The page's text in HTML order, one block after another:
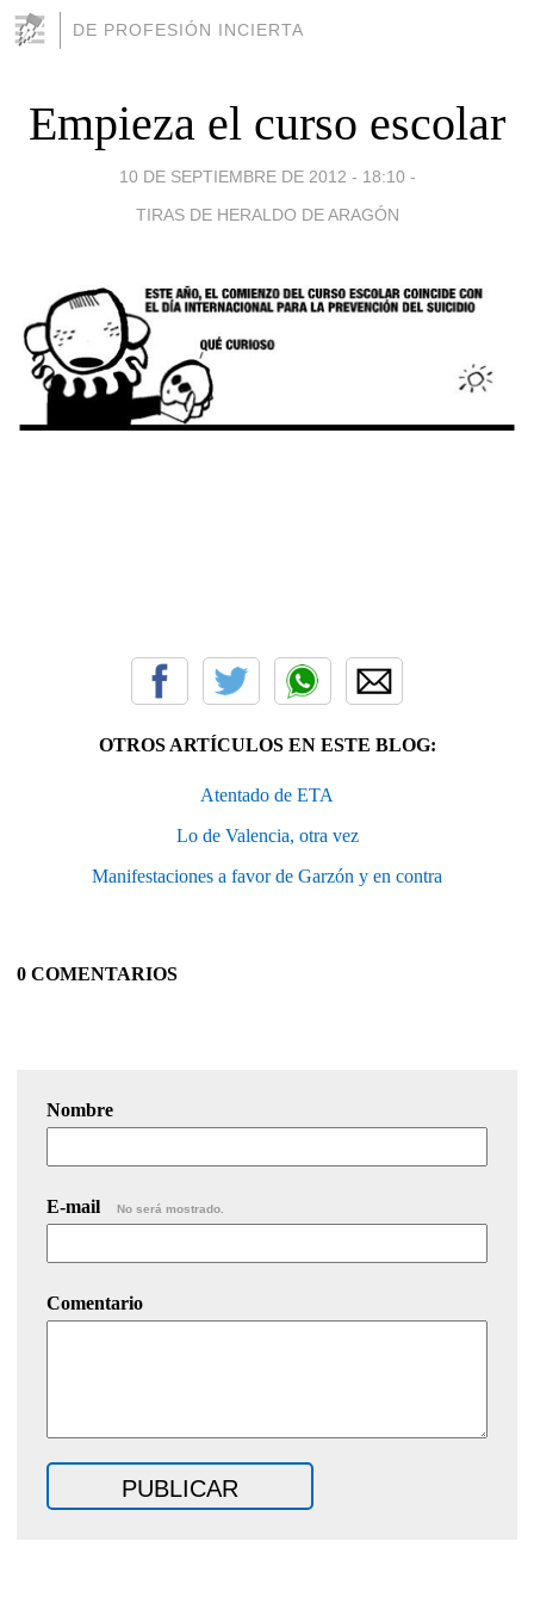
DE PROFESIÓN INCIERTA
Empieza el curso escolar
10 DE SEPTIEMBRE DE 2012 - 18:10 -
TIRAS DE HERALDO DE ARAGÓN
OTROS ARTÍCULOS EN ESTE BLOG:
Atentado de ETA
Lo de Valencia, otra vez
Manifestaciones a favor de Garzón y en contra
0 COMENTARIOS
Nombre
E-mail No será mostrado.
Comentario